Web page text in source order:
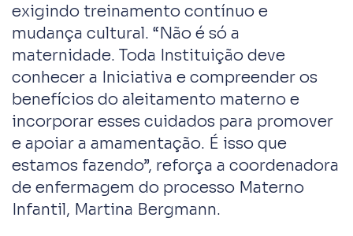
exigindo treinamento contínuo e
mudança cultural. “Não é só a
maternidade. Toda Instituição deve
conhecer a Iniciativa e compreender os
benefícios do aleitamento materno e
incorporar esses cuidados para promover
e apoiar a amamentação. É isso que
estamos fazendo”, reforça a coordenadora
de enfermagem do processo Materno
Infantil, Martina Bergmann.